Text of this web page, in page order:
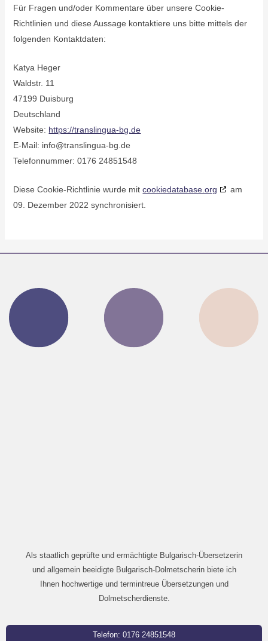
Für Fragen und/oder Kommentare über unsere Cookie-
Richtlinien und diese Aussage kontaktiere uns bitte mittels der
folgenden Kontaktdaten:
Katya Heger
Waldstr. 11
47199 Duisburg
Deutschland
Website: https://translingua-bg.de
E-Mail: info@translingua-bg.de
Telefonnummer: 0176 24851548
Diese Cookie-Richtlinie wurde mitcookiedatabase.org
am
09. Dezember 2022 synchronisiert.
Als staatlich geprüfte und ermächtigte Bulgarisch-Übersetzerin
und allgemein beeidigte Bulgarisch-Dolmetscherin biete ich
Ihnen hochwertige und termintreue Übersetzungen und
Dolmetscherdienste.
Telefon: 0176 24851548